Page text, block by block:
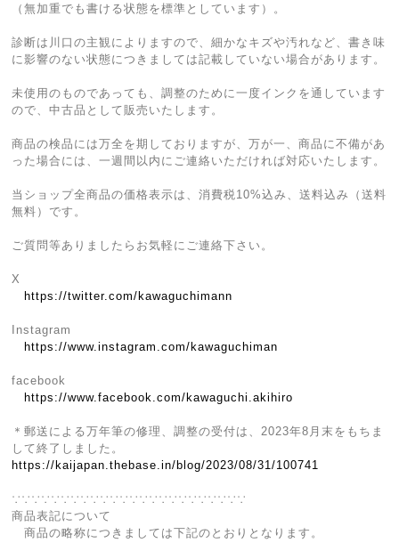
（無加重でも書ける状態を標準としています）。
診断は川口の主観によりますので、細かなキズや汚れなど、書き味
に影響のない状態につきましては記載していない場合があります。
未使用のものであっても、調整のために一度インクを通しています
ので、中古品として販売いたします。
商品の検品には万全を期しておりますが、万が一、商品に不備があ
った場合には、一週間以内にご連絡いただければ対応いたします。
当ショップ全商品の価格表示は、消費税10%込み、送料込み（送料
無料）です。
ご質問等ありましたらお気軽にご連絡下さい。
X
https://twitter.com/kawaguchimann
Instagram
https://www.instagram.com/kawaguchiman
facebook
https://www.facebook.com/kawaguchi.akihiro
＊郵送による万年筆の修理、調整の受付は、2023年8月末をもちま
して終了しました。
https://kaijapan.thebase.in/blog/2023/08/31/100741
∵∵∵∵∵∵∵∵∵∵∵∵∵∵∵∵∵∵∵∵∵∵∵∵
商品表記について
商品の略称につきましては下記のとおりとなります。